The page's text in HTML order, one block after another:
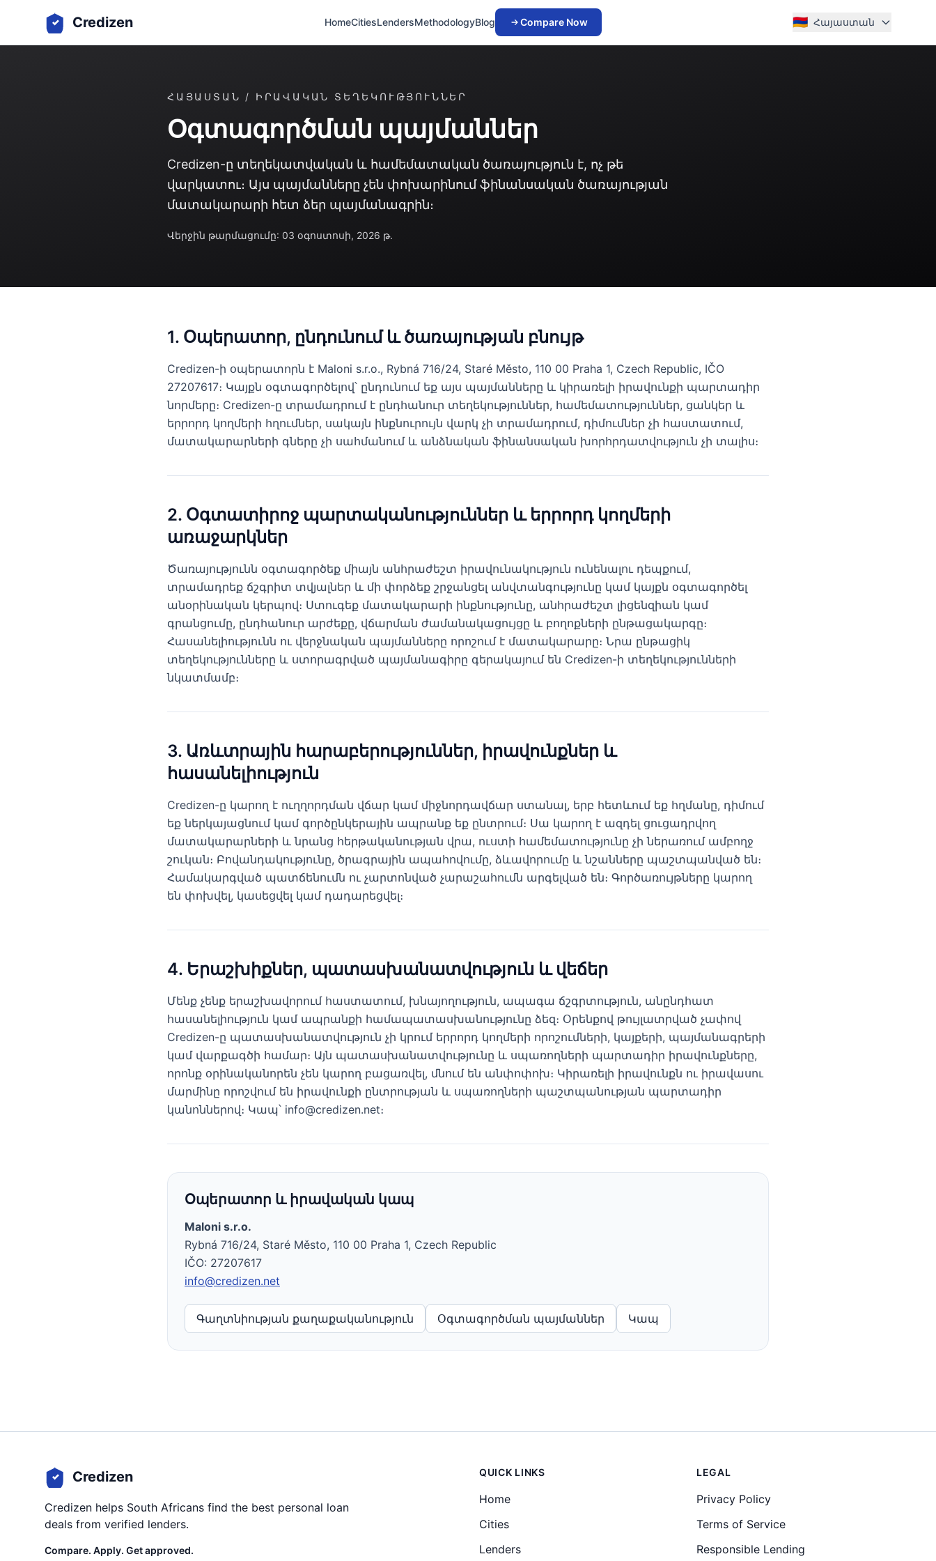
Credizen HomeCitiesLendersMethodologyBlog Compare Now 🇦🇲 Հայաստան
ՀԱՅԱՍՏԱՆ / ԻՐԱՎԱԿԱՆ ՏԵՂԵԿՈՒԹՅՈՒՆՆԵՐ
Օգտագործման պայմաններ
Credizen-ը տեղեկատվական և համեմատական ծառայություն է, ոչ թե
վարկատու։ Այս պայմանները չեն փոխարինում ֆինանսական ծառայության
մատակարարի հետ ձեր պայմանագրին։
Վերջին թարմացումը: 03 օգոստոսի, 2026 թ.
1. Օպերատոր, ընդունում և ծառայության բնույթ
Credizen-ի օպերատորն է Maloni s.r.o., Rybná 716/24, Staré Město, 110 00 Praha 1, Czech Republic, IČO
27207617։ Կայքն օգտագործելով՝ ընդունում եք այս պայմանները և կիրառելի իրավունքի պարտադիր
նորմերը։ Credizen-ը տրամադրում է ընդհանուր տեղեկություններ, համեմատություններ, ցանկեր և
երրորդ կողմերի հղումներ, սակայն ինքնուրույն վարկ չի տրամադրում, դիմումներ չի հաստատում,
մատակարարների գները չի սահմանում և անձնական ֆինանսական խորհրդատվություն չի տալիս։
2. Օգտատիրոջ պարտականություններ և երրորդ կողմերի
առաջարկներ
Ծառայությունն օգտագործեք միայն անհրաժեշտ իրավունակություն ունենալու դեպքում,
տրամադրեք ճշգրիտ տվյալներ և մի փորձեք շրջանցել անվտանգությունը կամ կայքն օգտագործել
անօրինական կերպով։ Ստուգեք մատակարարի ինքնությունը, անհրաժեշտ լիցենզիան կամ
գրանցումը, ընդհանուր արժեքը, վճարման ժամանակացույցը և բողոքների ընթացակարգը։
Հասանելիությունն ու վերջնական պայմանները որոշում է մատակարարը։ Նրա ընթացիկ
տեղեկությունները և ստորագրված պայմանագիրը գերակայում են Credizen-ի տեղեկությունների
նկատմամբ։
3. Առևտրային հարաբերություններ, իրավունքներ և
հասանելիություն
Credizen-ը կարող է ուղղորդման վճար կամ միջնորդավճար ստանալ, երբ հետևում եք հղմանը, դիմում
եք ներկայացնում կամ գործընկերային ապրանք եք ընտրում։ Սա կարող է ազդել ցուցադրվող
մատակարարների և նրանց հերթականության վրա, ուստի համեմատությունը չի ներառում ամբողջ
շուկան։ Բովանդակությունը, ծրագրային ապահովումը, ձևավորումը և նշանները պաշտպանված են։
Համակարգված պատճենումն ու չարտոնված չարաշահումն արգելված են։ Գործառույթները կարող
են փոխվել, կասեցվել կամ դադարեցվել։
4. Երաշխիքներ, պատասխանատվություն և վեճեր
Մենք չենք երաշխավորում հաստատում, խնայողություն, ապագա ճշգրտություն, անընդհատ
հասանելիություն կամ ապրանքի համապատասխանությունը ձեզ։ Օրենքով թույլատրված չափով
Credizen-ը պատասխանատվություն չի կրում երրորդ կողմերի որոշումների, կայքերի, պայմանագրերի
կամ վարքագծի համար։ Այն պատասխանատվությունը և սպառողների պարտադիր իրավունքները,
որոնք օրինականորեն չեն կարող բացառվել, մնում են անփոփոխ։ Կիրառելի իրավունքն ու իրավասու
մարմինը որոշվում են իրավունքի ընտրության և սպառողների պաշտպանության պարտադիր
կանոններով։ Կապ՝ info@credizen.net։
Օպերատոր և իրավական կապ
Maloni s.r.o.
Rybná 716/24, Staré Město, 110 00 Praha 1, Czech Republic
IČO: 27207617
info@credizen.net
Գաղտնիության քաղաքականություն Օգտագործման պայմաններ Կապ
Credizen
Credizen helps South Africans find the best personal loan
deals from verified lenders.
Compare. Apply. Get approved.
QUICK LINKS
Home
Cities
Lenders
LEGAL
Privacy Policy
Terms of Service
Responsible Lending